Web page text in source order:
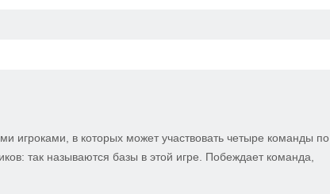
игроками, в которых может участвовать четыре команды по
так называются базы в этой игре. Побеждает команда,